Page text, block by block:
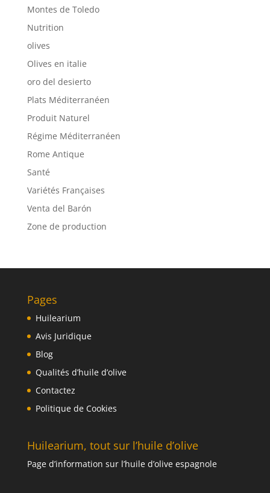
Montes de Toledo
Nutrition
olives
Olives en italie
oro del desierto
Plats Méditerranéen
Produit Naturel
Régime Méditerranéen
Rome Antique
Santé
Variétés Françaises
Venta del Barón
Zone de production
Pages
Huilearium
Avis Juridique
Blog
Qualités d’huile d’olive
Contactez
Politique de Cookies
Huilearium, tout sur l’huile d’olive
Page d’information sur l’huile d’olive espagnole